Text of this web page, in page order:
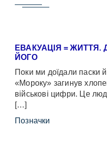
ЕВАКУАЦІЯ =
ЙОГО
Поки ми доїдали паски
«Мороку» загинув
військові цифри. Це
[…]
Позначки